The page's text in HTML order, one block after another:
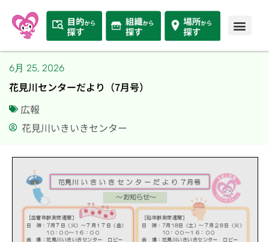
6月 25, 2026
花見川センターだより（7月号）
広報
花見川いきいきセンター